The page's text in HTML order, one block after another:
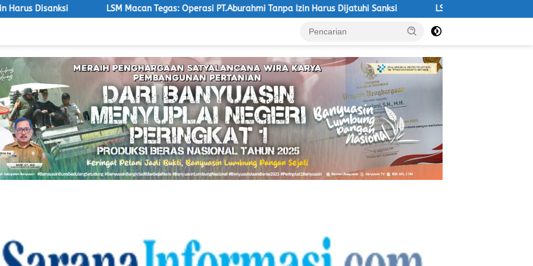
LSM Macan Tegas: Operasi PT.Aburahmi Tanpa Izin Harus Dijatuhi Sanksi LSM Macan Ancam Aksi Jika DPRD PALI Tetap